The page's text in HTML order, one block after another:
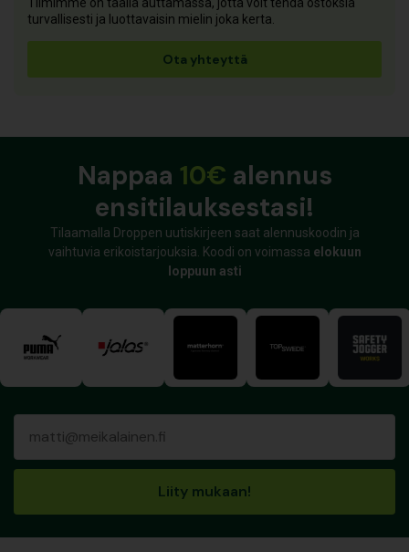
turvallisesti ja luottavaisin mielin joka kerta.
Ota yhteyttä
Nappaa 10€ alennus
ensitilauksestasi!
Tilaamalla Droppen uutiskirjeen saat alennuskoodin ja
vaihtuvia erikoistarjouksia. Koodi on voimassa elokuun
loppuun asti
Liity mukaan!